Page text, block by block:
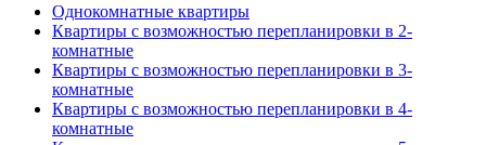
Однокомнатные квартиры
Квартиры с возможностью перепланировки в 2-
комнатные
Квартиры с возможностью перепланировки в 3-
комнатные
Квартиры с возможностью перепланировки в 4-
комнатные